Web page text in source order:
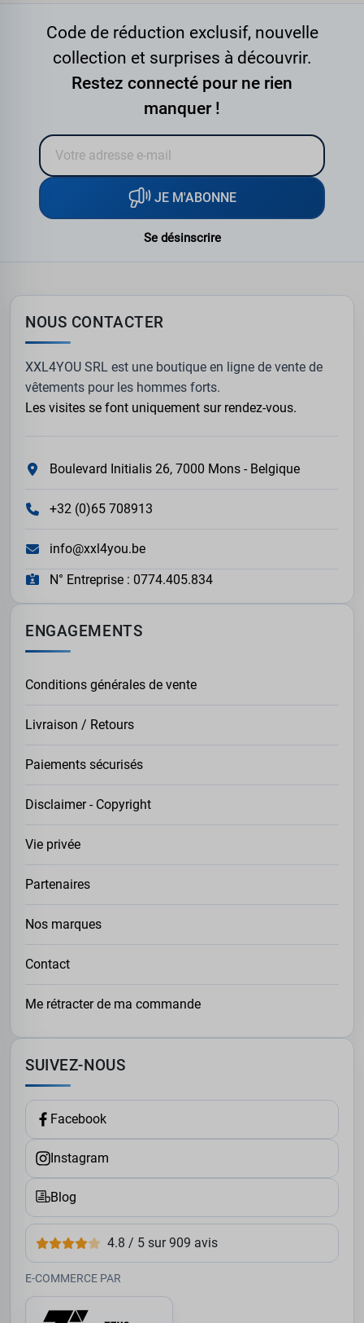
Code de réduction exclusif, nouvelle
collection et surprises à découvrir.
Restez connecté pour ne rien
manquer !
JE M'ABONNE
Se désinscrire
NOUS CONTACTER
XXL4YOU SRL est une boutique en ligne de vente de
vêtements pour les hommes forts.
Les visites se font uniquement sur rendez-vous.
Boulevard Initialis 26, 7000 Mons - Belgique
+32 (0)65 708913
info@xxl4you.be
N° Entreprise : 0774.405.834
ENGAGEMENTS
Conditions générales de vente
Livraison / Retours
Paiements sécurisés
Disclaimer - Copyright
Vie privée
Partenaires
Nos marques
Contact
Me rétracter de ma commande
SUIVEZ-NOUS
Facebook
Instagram
Blog
4.8 / 5 sur 909 avis
E-COMMERCE PAR